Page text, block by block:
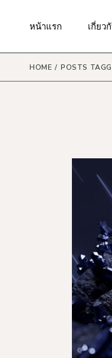
contentหน้าแรก เกี่ยว
มาตร
HOME POSTS